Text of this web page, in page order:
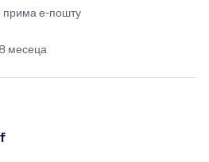
е-пошту
месеца